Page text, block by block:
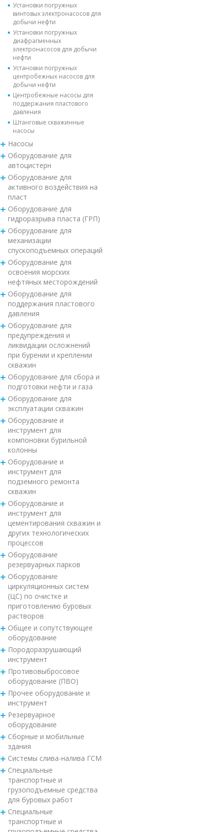
Установки погружных
винтовых электронасосов для
добычи нефти
Установки погружных
диафрагменных
электронасосов для добычи
нефти
Установки погружных
центробежных насосов для
добычи нефти
Центробежные насосы для
поддержания пластового
давления
Штанговые скважинные
насосы
Насосы
Оборудование для
автоцистерн
Оборудование для
активного воздействия на
пласт
Оборудование для
гидроразрыва пласта (ГРП)
Оборудование для
механизации
спускоподъемных операций
Оборудование для
освоения морских
нефтяных месторождений
Оборудование для
поддержания пластового
давления
Оборудование для
предупреждения и
ликвидации осложнений
при бурении и креплении
скважин
Оборудование для сбора и
подготовки нефти и газа
Оборудование для
эксплуатации скважин
Оборудование и
инструмент для
компоновки бурильной
колонны
Оборудование и
инструмент для
подземного ремонта
скважин
Оборудование и
инструмент для
цементирования скважин и
других технологических
процессов
Оборудование
резервуарных парков
Оборудование
циркуляционных систем
(ЦС) по очистке и
приготовлению буровых
растворов
Общее и сопутствующее
оборудование
Породоразрушающий
инструмент
Противовыбросовое
оборудование (ПВО)
Прочее оборудование и
инструмент
Резервуарное
оборудование
Сборные и мобильные
здания
Системы слива-налива ГСМ
Специальные
транспортные и
грузоподъемные средства
для буровых работ
Специальные
транспортные и